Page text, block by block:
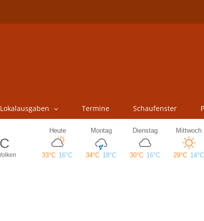
Lokalausgaben Termine Schaufenster